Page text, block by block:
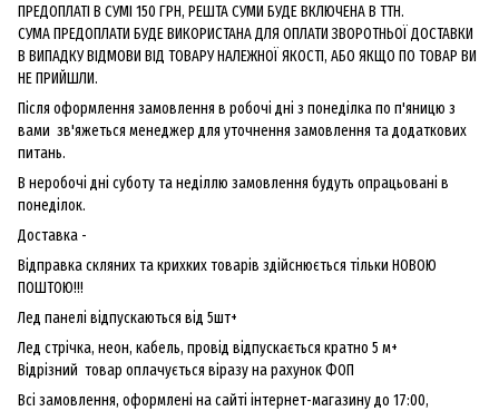
ПРЕДОПЛАТІ В СУМІ 150 ГРН, РЕШТА СУМИ БУДЕ ВКЛЮЧЕНА В ТТН.
СУМА ПРЕДОПЛАТИ БУДЕ ВИКОРИСТАНА ДЛЯ ОПЛАТИ ЗВОРОТНЬОЇ ДОСТАВКИ
В ВИПАДКУ ВІДМОВИ ВІД ТОВАРУ НАЛЕЖНОЇ ЯКОСТІ, АБО ЯКЩО ПО ТОВАР ВИ
НЕ ПРИЙШЛИ.
Після оформлення замовлення в робочі дні з понеділка по п'яницю з
вами зв'яжеться менеджер для уточнення замовлення та додаткових
питань.
В неробочі дні суботу та неділлю замовлення будуть опрацьовані в
понеділок.
Доставка -
Відправка скляних та крихких товарів здійснюється тільки НОВОЮ
ПОШТОЮ!!!
Лед панелі відпускаються від 5шт+
Лед стрічка, неон, кабель, провід відпускається кратно 5 м+
Відрізний товар оплачується віразу на рахунок ФОП
Всі замовлення, оформлені на сайті інтернет-магазину до 17:00,